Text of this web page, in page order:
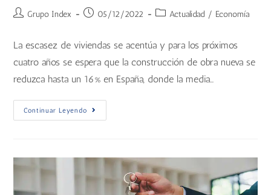
Grupo Index 05/12/2022 Actualidad / Economía
La escasez de viviendas se acentúa y para los próximos
cuatro años se espera que la construcción de obra nueva se
reduzca hasta un 16% en España, donde la media…
Continuar Leyendo